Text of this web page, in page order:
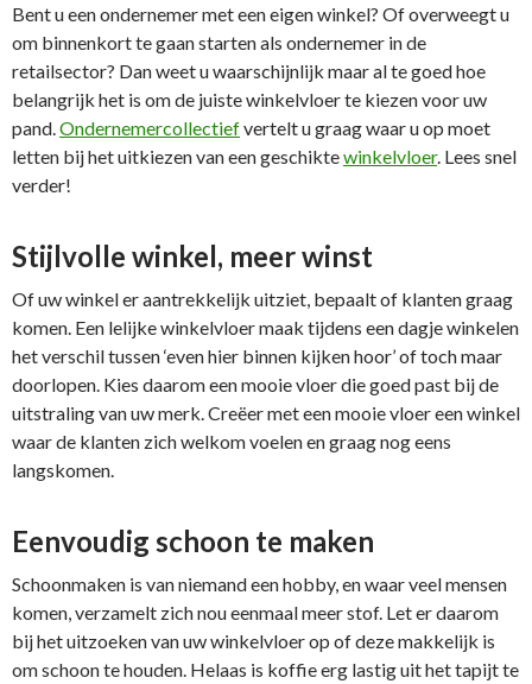
Bent u een ondernemer met een eigen winkel? Of overweegt u
om binnenkort te gaan starten als ondernemer in de
retailsector? Dan weet u waarschijnlijk maar al te goed hoe
belangrijk het is om de juiste winkelvloer te kiezen voor uw
pand.Ondernemercollectiefvertelt u graag waar u op moet
letten bij het uitkiezen van een geschiktewinkelvloer. Lees snel
verder!
Stijlvolle winkel, meer winst
Of uw winkel er aantrekkelijk uitziet, bepaalt of klanten graag
komen. Een lelijke winkelvloer maak tijdens een dagje winkelen
het verschil tussen ‘even hier binnen kijken hoor’ of toch maar
doorlopen. Kies daarom een mooie vloer die goed past bij de
uitstraling van uw merk. Creëer met een mooie vloer een winkel
waar de klanten zich welkom voelen en graag nog eens
langskomen.
Eenvoudig schoon te maken
Schoonmaken is van niemand een hobby, en waar veel mensen
komen, verzamelt zich nou eenmaal meer stof. Let er daarom
bij het uitzoeken van uw winkelvloer op of deze makkelijk is
om schoon te houden. Helaas is koffie erg lastig uit het tapijt te